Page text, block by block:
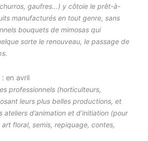
gaufres…) y côtoie le prêt-à-
manufacturés en tout genre, sans
bouquets de mimosas qui
sorte le renouveau, le passage de
: en avril
professionnels (horticulteurs,
leurs plus belles productions, et
d’animation et d’initiation (pour
floral, semis, repiquage, contes,